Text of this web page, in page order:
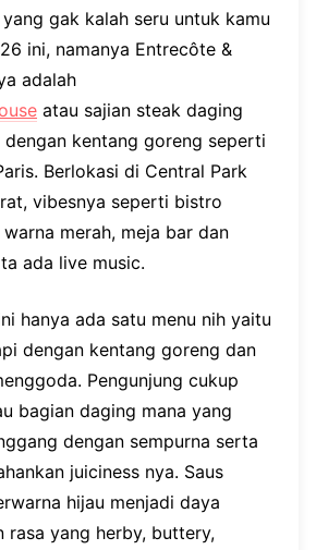
gak kalah seru untuk kamu
ini, namanya Entrecôte &
adalah
atau sajian steak daging
kentang goreng seperti
Berlokasi di Central Park
vibesnya seperti bistro
merah, meja bar dan
ada live music.
hanya ada satu menu nih yaitu
dengan kentang goreng dan
Pengunjung cukup
bagian daging mana yang
dengan sempurna serta
juiciness nya. Saus
hijau menjadi daya
rasa yang herby, buttery,